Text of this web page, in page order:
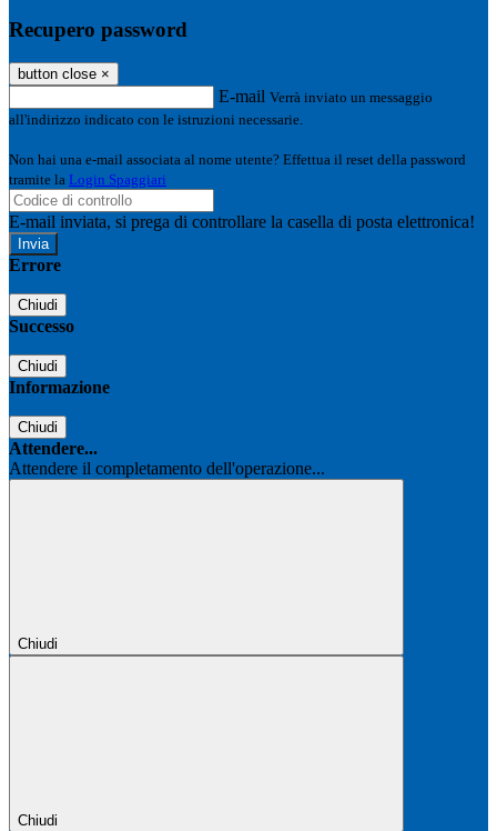
Recupero password
button close ×
E-mail Verrà inviato un messaggio
all'indirizzo indicato con le istruzioni necessarie.
Non hai una e-mail associata al nome utente? Effettua il reset della password
tramite la Login Spaggiari
E-mail inviata, si prega di controllare la casella di posta elettronica!
Errore
Chiudi
Successo
Chiudi
Informazione
Chiudi
Attendere...
Attendere il completamento dell'operazione...
Chiudi
Chiudi